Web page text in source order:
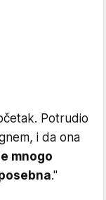
Potrudio
i da ona
mnogo
."